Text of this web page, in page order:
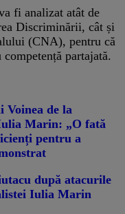
fi analizat atât de
Discriminării, cât și
(CNA), pentru că
partajată.
de la
Marin: „O fată
pentru a
după atacurile
Iulia Marin